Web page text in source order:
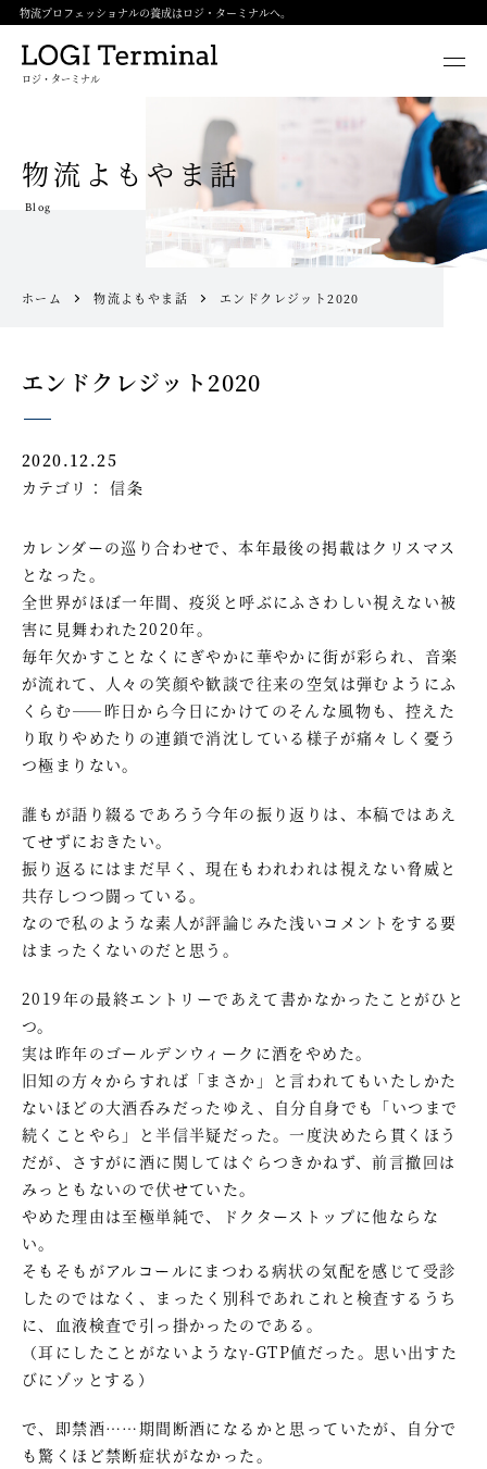
物流プロフェッショナルの養成はロジ・ターミナルへ。
ロジ・ターミナル
物流よもやま話
Blog
ホーム 物流よもやま話 エンドクレジット2020
エンドクレジット2020
2020.12.25
カテゴリ：信条
カレンダーの巡り合わせで、本年最後の掲載はクリスマス
となった。
全世界がほぼ一年間、疫災と呼ぶにふさわしい視えない被
害に見舞われた2020年。
毎年欠かすことなくにぎやかに華やかに街が彩られ、音楽
が流れて、人々の笑顔や歓談で往来の空気は弾むようにふ
くらむ――昨日から今日にかけてのそんな風物も、控えた
り取りやめたりの連鎖で消沈している様子が痛々しく憂う
つ極まりない。
誰もが語り綴るであろう今年の振り返りは、本稿ではあえ
てせずにおきたい。
振り返るにはまだ早く、現在もわれわれは視えない脅威と
共存しつつ闘っている。
なので私のような素人が評論じみた浅いコメントをする要
はまったくないのだと思う。
2019年の最終エントリーであえて書かなかったことがひと
つ。
実は昨年のゴールデンウィークに酒をやめた。
旧知の方々からすれば「まさか」と言われてもいたしかた
ないほどの大酒呑みだったゆえ、自分自身でも「いつまで
続くことやら」と半信半疑だった。一度決めたら貫くほう
だが、さすがに酒に関してはぐらつきかねず、前言撤回は
みっともないので伏せていた。
やめた理由は至極単純で、ドクターストップに他ならな
い。
そもそもがアルコールにまつわる病状の気配を感じて受診
したのではなく、まったく別科であれこれと検査するうち
に、血液検査で引っ掛かったのである。
（耳にしたことがないようなγ-GTP値だった。思い出すた
びにゾッとする）
で、即禁酒……期間断酒になるかと思っていたが、自分で
も驚くほど禁断症状がなかった。